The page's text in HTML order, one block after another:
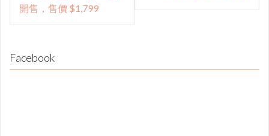
開售，售價 $1,799
Facebook